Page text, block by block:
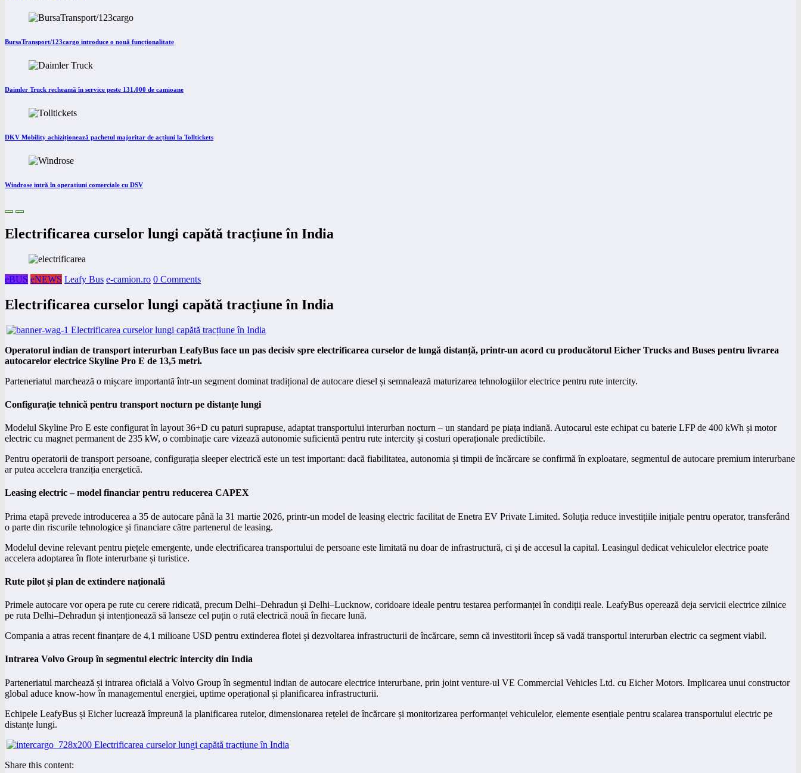
BursaTransport/123cargo introduce o nouă funcționalitate
Daimler Truck recheamă în service peste 131.000 de camioane
DKV Mobility achiziționează pachetul majoritar de acțiuni la Tolltickets
Windrose intră în operațiuni comerciale cu DSV
Electrificarea curselor lungi capătă tracțiune în India
eBUS eNEWS Leafy Bus e-camion.ro 0 Comments
Electrificarea curselor lungi capătă tracțiune în India
Operatorul indian de transport interurban LeafyBus face un pas decisiv spre electrificarea curselor de lungă distanță, printr-un acord cu producătorul Eicher Trucks and Buses pentru livrarea
autocarelor electrice Skyline Pro E de 13,5 metri.
Parteneriatul marchează o mișcare importantă într-un segment dominat tradițional de autocare diesel și semnalează maturizarea tehnologiilor electrice pentru rute intercity.
Configurație tehnică pentru transport nocturn pe distanțe lungi
Modelul Skyline Pro E este configurat în layout 36+D cu paturi suprapuse, adaptat transportului interurban nocturn – un standard pe piața indiană. Autocarul este echipat cu baterie LFP de 400 kWh și motor
electric cu magnet permanent de 235 kW, o combinație care vizează autonomie suficientă pentru rute intercity și costuri operaționale predictibile.
Pentru operatorii de transport persoane, configurația sleeper electrică este un test important: dacă fiabilitatea, autonomia și timpii de încărcare se confirmă în exploatare, segmentul de autocare premium interurbane
ar putea accelera tranziția energetică.
Leasing electric – model financiar pentru reducerea CAPEX
Prima etapă prevede introducerea a 35 de autocare până la 31 martie 2026, printr-un model de leasing electric facilitat de Enetra EV Private Limited. Soluția reduce investițiile inițiale pentru operator, transferând
o parte din riscurile tehnologice și financiare către partenerul de leasing.
Modelul devine relevant pentru piețele emergente, unde electrificarea transportului de persoane este limitată nu doar de infrastructură, ci și de accesul la capital. Leasingul dedicat vehiculelor electrice poate
accelera adoptarea în flote interurbane și turistice.
Rute pilot și plan de extindere națională
Primele autocare vor opera pe rute cu cerere ridicată, precum Delhi–Dehradun și Delhi–Lucknow, coridoare ideale pentru testarea performanței în condiții reale. LeafyBus operează deja servicii electrice zilnice
pe ruta Delhi–Dehradun și intenționează să lanseze cel puțin o rută electrică nouă în fiecare lună.
Compania a atras recent finanțare de 4,1 milioane USD pentru extinderea flotei și dezvoltarea infrastructurii de încărcare, semn că investitorii încep să vadă transportul interurban electric ca segment viabil.
Intrarea Volvo Group în segmentul electric intercity din India
Parteneriatul marchează și intrarea oficială a Volvo Group în segmentul indian de autocare electrice interurbane, prin joint venture-ul VE Commercial Vehicles Ltd. cu Eicher Motors. Implicarea unui constructor
global aduce know-how în managementul energiei, uptime operațional și planificarea infrastructurii.
Echipele LeafyBus și Eicher lucrează împreună la planificarea rutelor, dimensionarea rețelei de încărcare și monitorizarea performanței vehiculelor, elemente esențiale pentru scalarea transportului electric pe
distanțe lungi.
Share this content: